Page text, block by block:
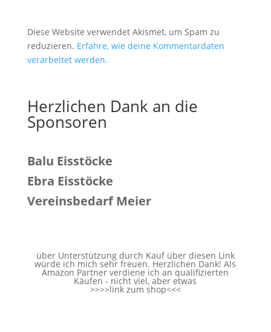
Diese Website verwendet Akismet, um Spam zu
reduzieren. Erfahre, wie deine Kommentardaten
verarbeitet werden.
Herzlichen Dank an die
Sponsoren
Balu Eisstöcke
Ebra Eisstöcke
Vereinsbedarf Meier
über Unterstützung durch Kauf über diesen Link
würde ich mich sehr freuen. Herzlichen Dank! Als
Amazon Partner verdiene ich an qualifizierten
Käufen - nicht viel, aber etwas
>>>>link zum shop<<<